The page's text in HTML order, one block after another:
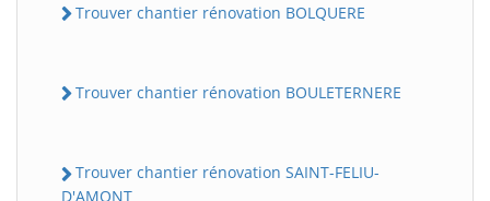
Trouver chantier rénovation BOLQUERE
Trouver chantier rénovation BOULETERNERE
Trouver chantier rénovation SAINT-FELIU-
D'AMONT